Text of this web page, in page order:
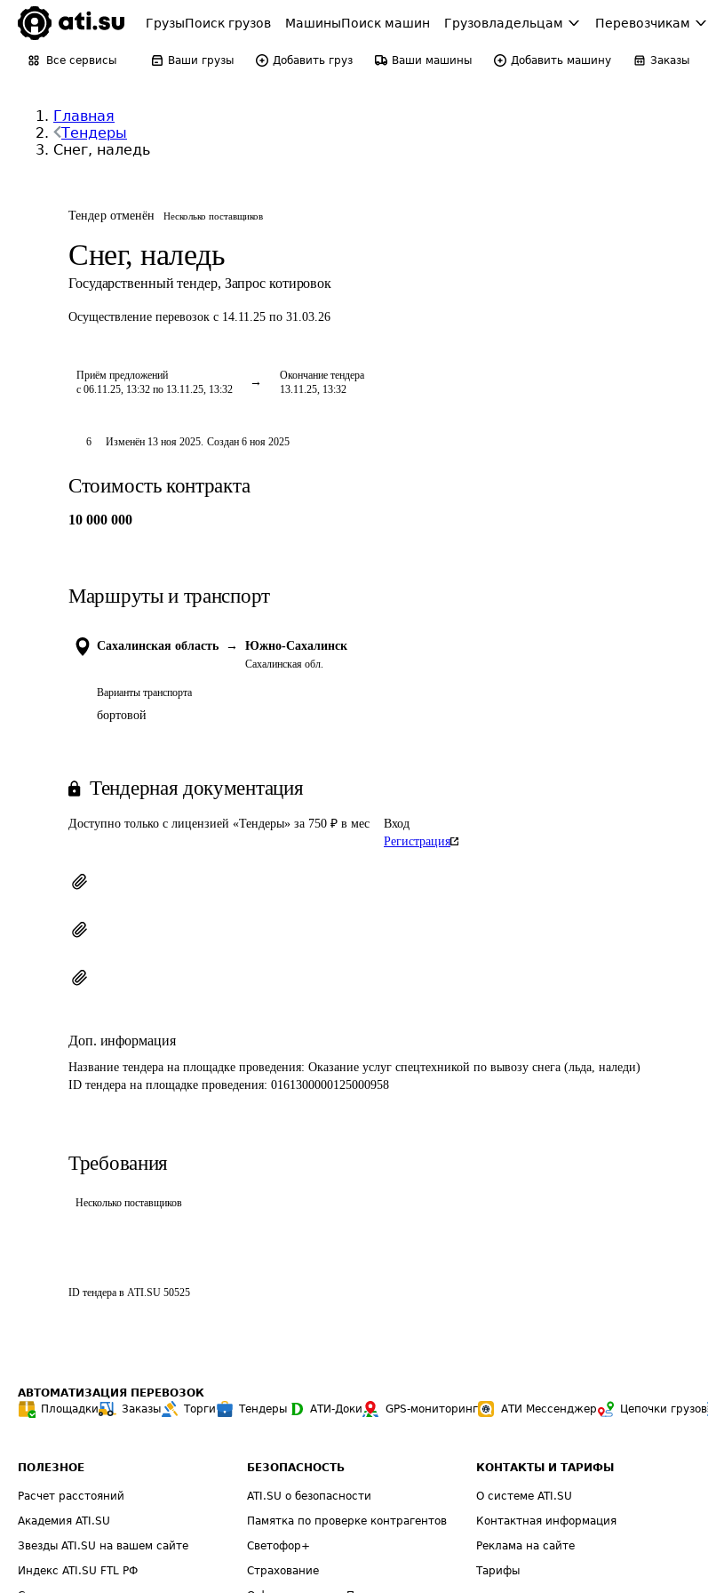
ГрузыПоиск грузов МашиныПоиск машин Грузовладельцам Перевозчикам
Все сервисы Ваши грузы Добавить груз Ваши машины Добавить машину Заказы
Главная
Тендеры
Снег, наледь
Тендер отменён Несколько поставщиков
Снег, наледь
Государственный тендер, Запрос котировок
Осуществление перевозок с 14.11.25 по 31.03.26
Приём предложений
с 06.11.25, 13:32 по 13.11.25, 13:32
Окончание тендера
13.11.25, 13:32
6 Изменён 13 ноя 2025. Создан 6 ноя 2025
Стоимость контракта
10 000 000
Маршруты и транспорт
Сахалинская область → Южно-Сахалинск
Сахалинская обл.
Варианты транспорта
бортовой
Тендерная документация
Доступно только с лицензией «Тендеры» за 750 ₽ в мес
Вход
Регистрация
Доп. информация
Название тендера на площадке проведения:
ID тендера на площадке проведения: 0161300000125000958
Требования
Несколько поставщиков
ID тендера в ATI.SU 50525
АВТОМАТИЗАЦИЯ ПЕРЕВОЗОК
Площадки
Заказы Торги Тендеры АТИ-Доки GPS-мониторинг АТИ Мессенджер Цепочки грузов
ПОЛЕЗНОЕ
Расчет расстояний
Академия ATI.SU
Звезды ATI.SU на вашем сайте
Индекс ATI.SU FTL РФ
БЕЗОПАСНОСТЬ
ATI.SU о безопасности
Памятка по проверке контрагентов
Светофор+
Страхование
КОНТАКТЫ И ТАРИФЫ
О системе ATI.SU
Контактная информация
Реклама на сайте
Тарифы